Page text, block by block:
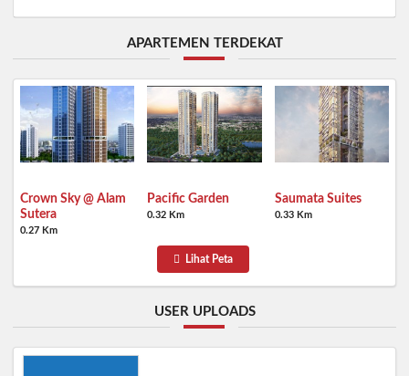
APARTEMEN TERDEKAT
Crown Sky @ Alam
Sutera
0.27 Km
Pacific Garden
0.32 Km
Saumata Suites
0.33 Km
Lihat Peta
USER UPLOADS